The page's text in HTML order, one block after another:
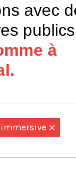
avec
à